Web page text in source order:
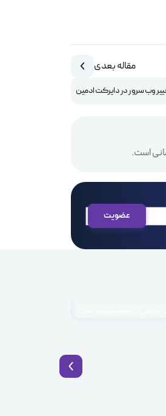
مقاله بعدی
وب سرور در دایرکت ادمین
است.
BaaS چیست؟ راهکار نوین توسعه سریع اپلیکیشن با Backend as a Service